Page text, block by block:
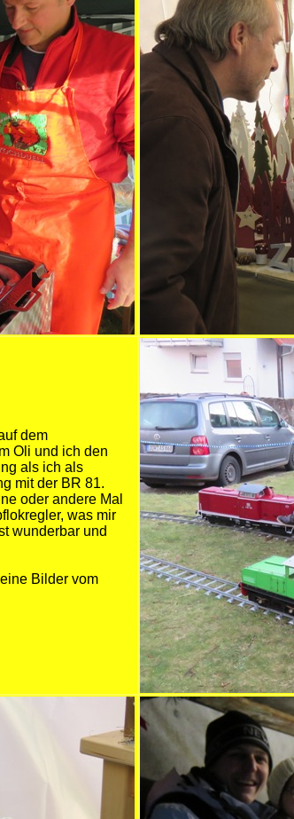
dem
Oli und ich den
als ich als
mit der BR 81.
oder andere Mal
was mir
wunderbar und
Bilder vom